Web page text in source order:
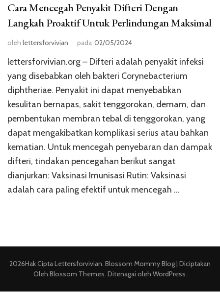
Cara Mencegah Penyakit Difteri Dengan
Langkah Proaktif Untuk Perlindungan Maksimal
oleh lettersforvivian pada 02/05/2024
lettersforvivian.org – Difteri adalah penyakit infeksi
yang disebabkan oleh bakteri Corynebacterium
diphtheriae. Penyakit ini dapat menyebabkan
kesulitan bernapas, sakit tenggorokan, demam, dan
pembentukan membran tebal di tenggorokan, yang
dapat mengakibatkan komplikasi serius atau bahkan
kematian. Untuk mencegah penyebaran dan dampak
difteri, tindakan pencegahan berikut sangat
dianjurkan: Vaksinasi Imunisasi Rutin: Vaksinasi
adalah cara paling efektif untuk mencegah …
2026Hak CiptaLettersforvivian. Blossom Mommy Blog | Diciptakan
Oleh Blossom Themes. Ditenagai oleh WordPress.